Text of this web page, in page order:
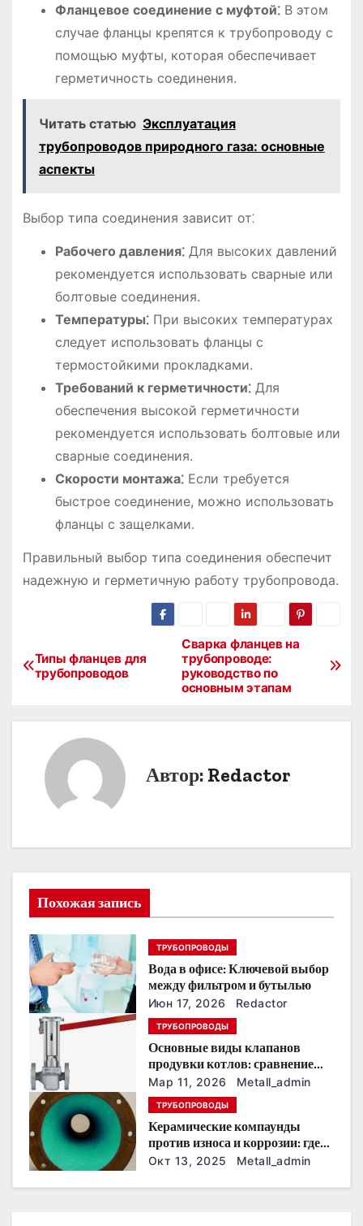
Фланцевое соединение с муфтой⁚В этом
случае фланцы крепятся к трубопроводу с
помощью муфты, которая обеспечивает
герметичность соединения.
Читать статью Эксплуатация
трубопроводов природного газа: основные
аспекты
Выбор типа соединения зависит от⁚
Рабочего давления⁚Для высоких давлений
рекомендуется использовать сварные или
болтовые соединения.
Температуры⁚При высоких температурах
следует использовать фланцы с
термостойкими прокладками.
Требований к герметичности⁚Для
обеспечения высокой герметичности
рекомендуется использовать болтовые или
сварные соединения.
Скорости монтажа⁚Если требуется
быстрое соединение, можно использовать
фланцы с защелками.
Правильный выбор типа соединения обеспечит
надежную и герметичную работу трубопровода.
Н
ц
я
п
о
з
п
и
с
я
Сварка фланцев на
трубопроводе:
руководство по
основным этапам
Типы фланцев для
трубопроводов
Автор: Redactor
Похожая запись
ТРУБОПРОВОДЫ
Вода в офисе: Ключевой выбор
между фильтром и бутылью
Июн 17, 2026 Redactor
ТРУБОПРОВОДЫ
Основные виды клапанов
продувки котлов: сравнение
устройств и характеристик
Мар 11, 2026 Metall_admin
ТРУБОПРОВОДЫ
Керамические компаунды
против износа и коррозии: где
они работают эффективнее
Окт 13, 2025 Metall_admin